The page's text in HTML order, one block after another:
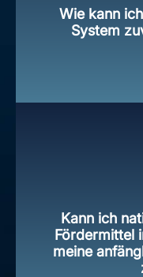
Das System
Wie kann
System
HubGen
kommen, steht
Verfügung,
Kann ich
Fördermittel
meine